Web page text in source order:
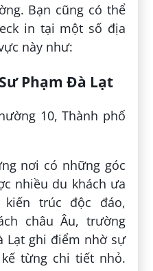
Bạn cũng có thể
in tại một số địa
này như:
Phạm Đà Lạt
10, Thành phố
nơi có những góc
nhiều du khách ưa
trúc độc đáo,
châu Âu, trường
Lạt ghi điểm nhờ sự
từng chi tiết nhỏ.